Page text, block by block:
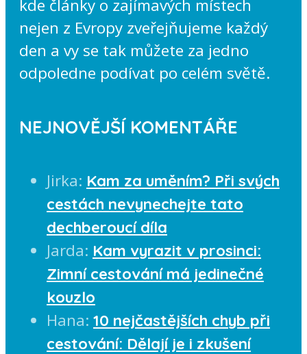
kde články o zajímavých místech
nejen z Evropy zveřejňujeme každý
den a vy se tak můžete za jedno
odpoledne podívat po celém světě.
NEJNOVĚJŠÍ KOMENTÁŘE
Jirka: Kam za uměním? Při svých
cestách nevynechejte tato
dechberoucí díla
Jarda: Kam vyrazit v prosinci:
Zimní cestování má jedinečné
kouzlo
Hana: 10 nejčastějších chyb při
cestování: Dělají je i zkušení